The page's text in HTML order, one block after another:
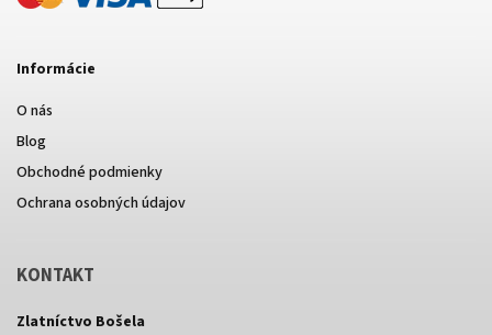
Informácie
O nás
Blog
Obchodné podmienky
Ochrana osobných údajov
KONTAKT
Zlatníctvo Bošela